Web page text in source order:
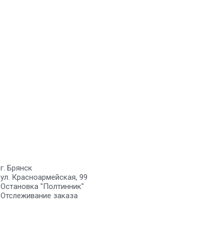
г. Брянск
ул. Красноармейская, 99
Остановка "Полтинник"
Отслеживание заказа